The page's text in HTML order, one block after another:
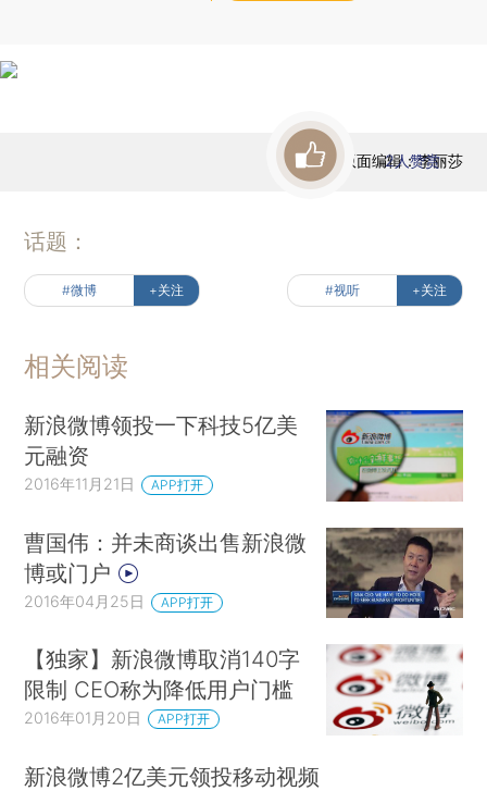
版面编辑：李丽莎
2人赞赏
话题：
#微博 +关注 #视听 +关注
相关阅读
新浪微博领投一下科技5亿美
元融资
2016年11月21日 APP打开
曹国伟：并未商谈出售新浪微
博或门户
2016年04月25日 APP打开
【独家】新浪微博取消140字
限制 CEO称为降低用户门槛
2016年01月20日 APP打开
新浪微博2亿美元领投移动视频